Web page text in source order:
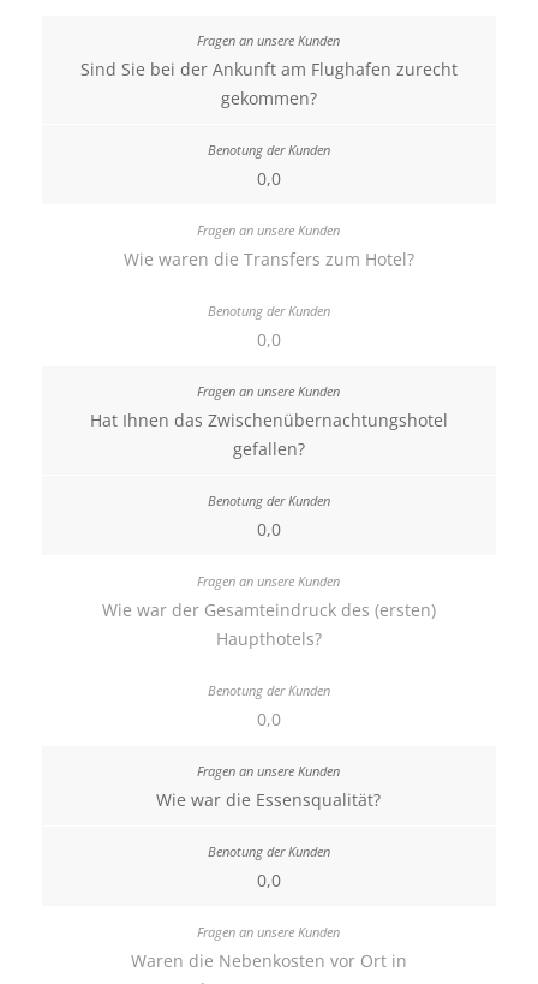
Sind Sie bei der Ankunft am Flughafen zurecht
gekommen?
0,0
Wie waren die Transfers zum Hotel?
0,0
Hat Ihnen das Zwischenübernachtungshotel
gefallen?
0,0
Wie war der Gesamteindruck des (ersten)
Haupthotels?
0,0
Wie war die Essensqualität?
0,0
Waren die Nebenkosten vor Ort in